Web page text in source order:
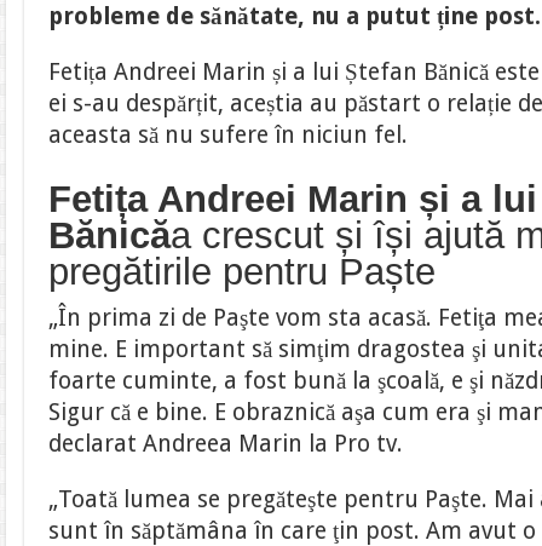
va
petrece
cu
ambii
părinți
probleme de sănătate, nu a putut ține post.
Fetița Andreei Marin și a lui Ștefan Bănică
ei s-au despărțit, aceștia au păstart o relație
aceasta să nu sufere în niciun fel.
Fetița Andreei Marin și a
Bănicăa crescut și își ajută
pregătirile pentru Paște
„În prima zi de Paşte vom sta acasă. Fetiţa
mine. E important să simţim dragostea şi
foarte cuminte, a fost bună la şcoală, e şi
Sigur că e bine. E obraznică aşa cum era şi
declarat Andreea Marin la Pro tv.
„Toată lumea se pregăteşte pentru Paşte.
sunt în săptămâna în care ţin post. Am avut o